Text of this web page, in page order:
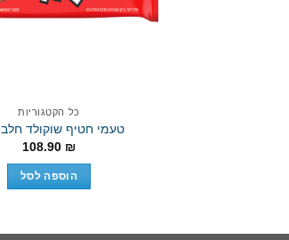
כל הקטגוריות
טעמי חטיף שוקולד חלב 1/28
108.90 ₪
הוספה לסל